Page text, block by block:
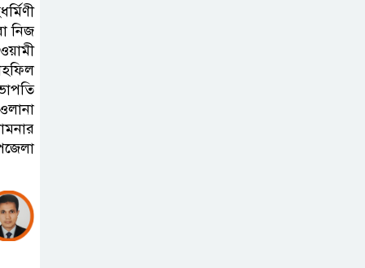
নিজ